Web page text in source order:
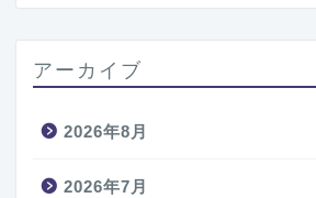
アーカイブ
2026年8月
2026年7月